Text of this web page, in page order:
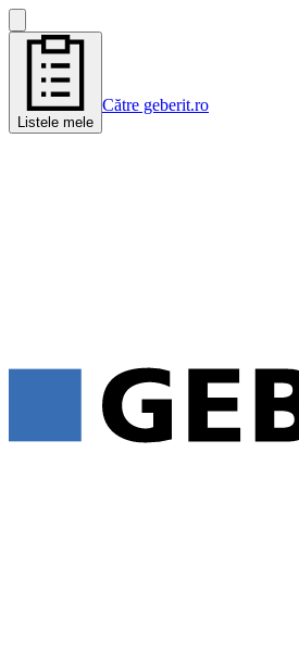
Listele mele
Către geberit.ro